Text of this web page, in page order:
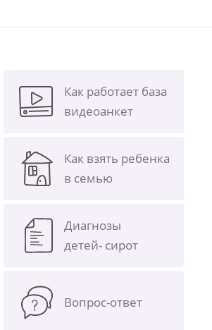
Как работает база
видеоанкет
Как взять ребенка
в семью
Диагнозы
детей- сирот
Вопрос-ответ